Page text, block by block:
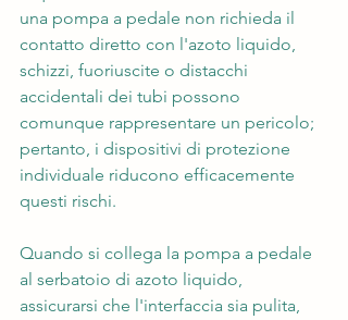
una pompa a pedale non richieda il
contatto diretto con l'azoto liquido,
schizzi, fuoriuscite o distacchi
accidentali dei tubi possono
comunque rappresentare un pericolo;
pertanto, i dispositivi di protezione
individuale riducono efficacemente
questi rischi.
Quando si collega la pompa a pedale
al serbatoio di azoto liquido,
assicurarsi che l'interfaccia sia pulita,